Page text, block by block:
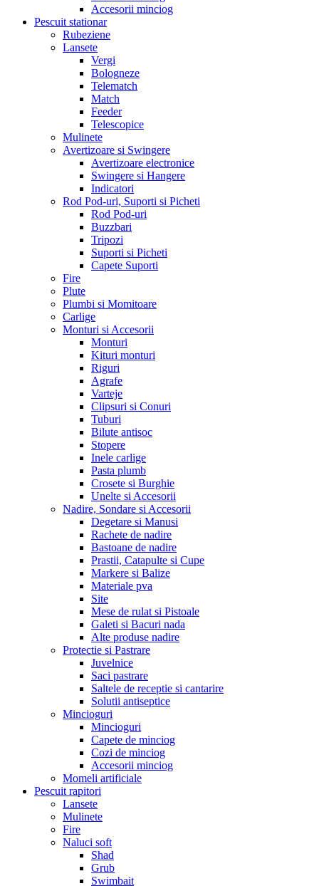
Accesorii minciog
Pescuit stationar
Rubeziene
Lansete
Vergi
Bologneze
Telematch
Match
Feeder
Telescopice
Mulinete
Avertizoare si Swingere
Avertizoare electronice
Swingere si Hangere
Indicatori
Rod Pod-uri, Suporti si Picheti
Rod Pod-uri
Buzzbari
Tripozi
Suporti si Picheti
Capete Suporti
Fire
Plute
Plumbi si Momitoare
Carlige
Monturi si Accesorii
Monturi
Kituri monturi
Riguri
Agrafe
Varteje
Clipsuri si Conuri
Tuburi
Bilute antisoc
Stopere
Inele carlige
Pasta plumb
Crosete si Burghie
Unelte si Accesorii
Nadire, Sondare si Accesorii
Degetare si Manusi
Rachete de nadire
Bastoane de nadire
Prastii, Catapulte si Cupe
Markere si Balize
Materiale pva
Site
Mese de rulat si Pistoale
Galeti si Bacuri nada
Alte produse nadire
Protectie si Pastrare
Juvelnice
Saci pastrare
Saltele de receptie si cantarire
Solutii antiseptice
Mincioguri
Mincioguri
Capete de minciog
Cozi de minciog
Accesorii minciog
Momeli artificiale
Pescuit rapitori
Lansete
Mulinete
Fire
Naluci soft
Shad
Grub
Swimbait